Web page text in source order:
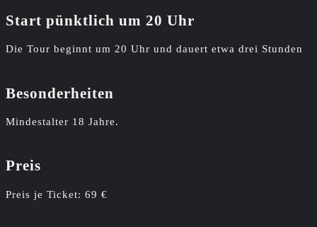
Start pünktlich um 20 Uhr
Die Tour beginnt um 20 Uhr und dauert etwa drei Stunden
Besonderheiten
Mindestalter 18 Jahre.
Preis
Preis je Ticket: 69 €